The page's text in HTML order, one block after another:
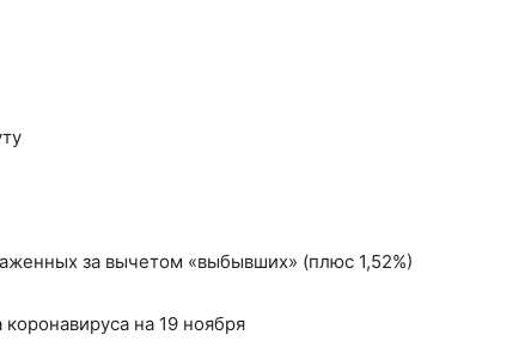
за вычетом «выбывших» (плюс 1,52%)